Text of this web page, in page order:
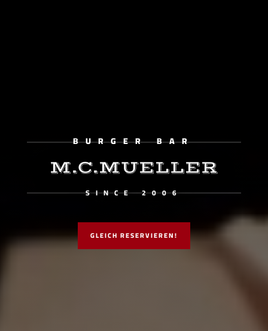
BURGER BAR
M.C.MUELLER
SINCE 2006
GLEICH RESERVIEREN!